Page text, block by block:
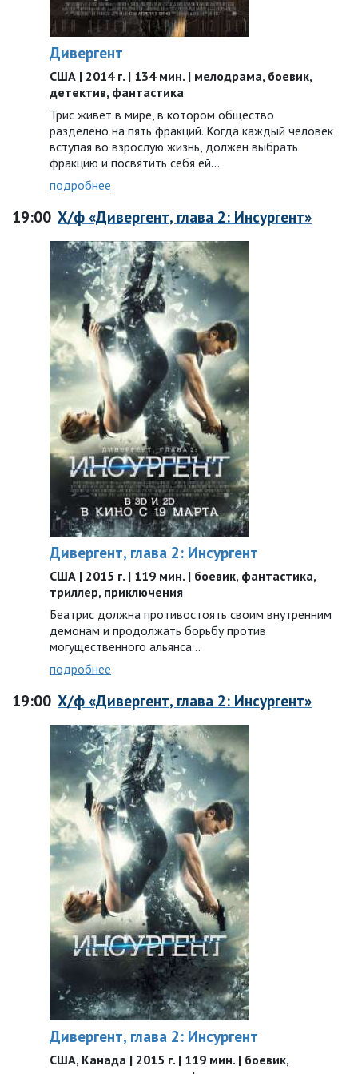
Дивергент
США | 2014 г. | 134 мин. | мелодрама, боевик,
детектив, фантастика
Трис живет в мире, в котором общество
разделено на пять фракций. Когда каждый человек
вступая во взрослую жизнь, должен выбрать
фракцию и посвятить себя ей...
подробнее
19:00 Х/ф «Дивергент, глава 2: Инсургент»
Дивергент, глава 2: Инсургент
США | 2015 г. | 119 мин. | боевик, фантастика,
триллер, приключения
Беатрис должна противостоять своим внутренним
демонам и продолжать борьбу против
могущественного альянса...
подробнее
19:00 Х/ф «Дивергент, глава 2: Инсургент»
Дивергент, глава 2: Инсургент
США, Канада | 2015 г. | 119 мин. | боевик,